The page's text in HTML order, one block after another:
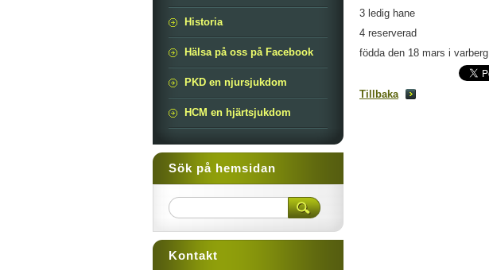
3 ledig hane
4 reserverad
födda den 18 mars i varberg
Tillbaka
Historia
Hälsa på oss på Facebook
PKD en njursjukdom
HCM en hjärtsjukdom
Sök på hemsidan
Kontakt